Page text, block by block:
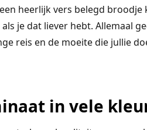
heerlijk vers belegd
je dat liever hebt. Allemaal
reis en de moeite die jullie
in vele